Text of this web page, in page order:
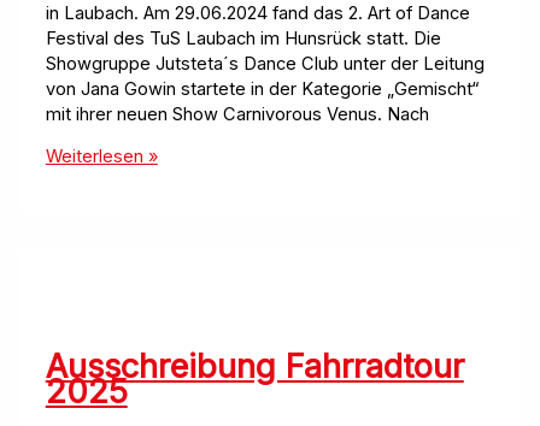
in Laubach. Am 29.06.2024 fand das 2. Art of Dance
Festival des TuS Laubach im Hunsrück statt. Die
Showgruppe Jutsteta´s Dance Club unter der Leitung
von Jana Gowin startete in der Kategorie „Gemischt“
mit ihrer neuen Show Carnivorous Venus. Nach
Auftritt
Weiterlesen »
Ausschreibung Fahrradtour
2025